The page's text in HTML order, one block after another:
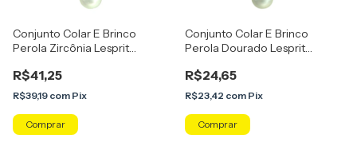
Conjunto Colar E Brinco
Perola Zircônia Lesprit
R$41,25
R$39,19 com Pix
Comprar
Conjunto Colar E Brinco
Perola Dourado Lesprit
R$24,65
R$23,42 com Pix